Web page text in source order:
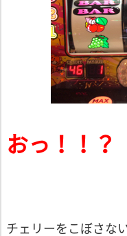
おっ！！？
チェリーをこぼさな